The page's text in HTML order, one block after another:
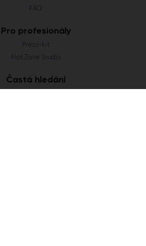
FAQ
Pro profesionály
Press-kit
Flat Zone Studio
Častá hledání